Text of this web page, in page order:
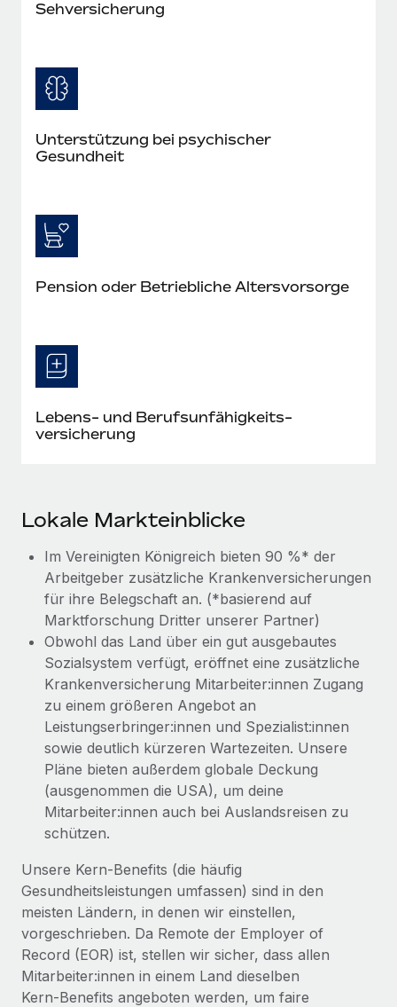
Seh­versicherung
Unterstützung bei psychischer
Gesundheit
Pension oder Betriebliche Altersvorsorge
Lebens- und Berufs­unfähig­keits­
versicherung
Lokale Markt­einblicke
Im Vereinigten Königreich bieten 90 %* der
Arbeitgeber zusätzliche Krankenversicherungen
für ihre Belegschaft an. (*basierend auf
Marktforschung Dritter unserer Partner)
Obwohl das Land über ein gut ausgebautes
Sozialsystem verfügt, eröffnet eine zusätzliche
Krankenversicherung Mitarbeiter:innen Zugang
zu einem größeren Angebot an
Leistungserbringer:innen und Spezialist:innen
sowie deutlich kürzeren Wartezeiten. Unsere
Pläne bieten außerdem globale Deckung
(ausgenommen die USA), um deine
Mitarbeiter:innen auch bei Auslandsreisen zu
schützen.
Unsere Kern‑Benefits (die häufig
Gesundheitsleistungen umfassen) sind in den
meisten Ländern, in denen wir einstellen,
vorgeschrieben. Da Remote der Employer of
Record (EOR) ist, stellen wir sicher, dass allen
Mitarbeiter:innen in einem Land dieselben
Kern‑Benefits angeboten werden, um faire